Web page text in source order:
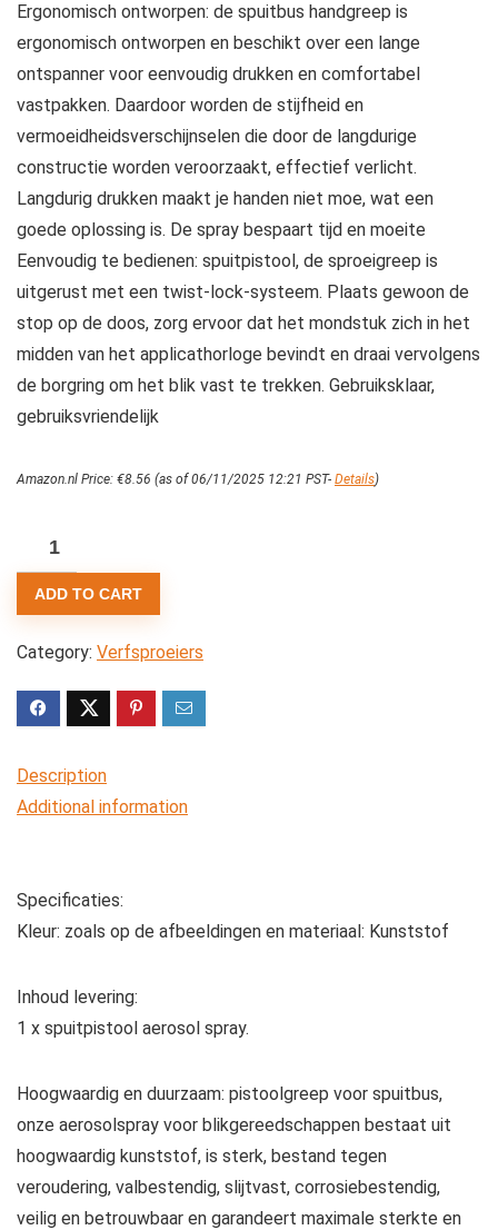
Ergonomisch ontworpen: de spuitbus handgreep is
ergonomisch ontworpen en beschikt over een lange
ontspanner voor eenvoudig drukken en comfortabel
vastpakken. Daardoor worden de stijfheid en
vermoeidheidsverschijnselen die door de langdurige
constructie worden veroorzaakt, effectief verlicht.
Langdurig drukken maakt je handen niet moe, wat een
goede oplossing is. De spray bespaart tijd en moeite
Eenvoudig te bedienen: spuitpistool, de sproeigreep is
uitgerust met een twist-lock-systeem. Plaats gewoon de
stop op de doos, zorg ervoor dat het mondstuk zich in het
midden van het applicathorloge bevindt en draai vervolgens
de borgring om het blik vast te trekken. Gebruiksklaar,
gebruiksvriendelijk
Amazon.nl Price: €8.56 (as of 06/11/2025 12:21 PST- Details)
Spuitbus
handvat,
verfspuitpistoolgreep,
aerosol
met
volledige
trekker
kraag,
reparatiegereedschap
quantity
ADD TO CART
Category: Verfsproeiers
Description
Additional information
Specificaties:
Kleur: zoals op de afbeeldingen en materiaal: Kunststof
Inhoud levering:
1 x spuitpistool aerosol spray.
Hoogwaardig en duurzaam: pistoolgreep voor spuitbus,
onze aerosolspray voor blikgereedschappen bestaat uit
hoogwaardig kunststof, is sterk, bestand tegen
veroudering, valbestendig, slijtvast, corrosiebestendig,
veilig en betrouwbaar en garandeert maximale sterkte en